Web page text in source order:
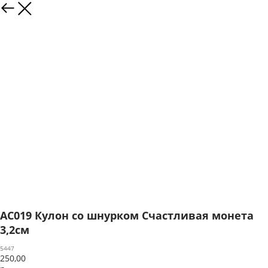
AC019 Кулон со шнурком Счастливая монета
3,2см
5447
250,00